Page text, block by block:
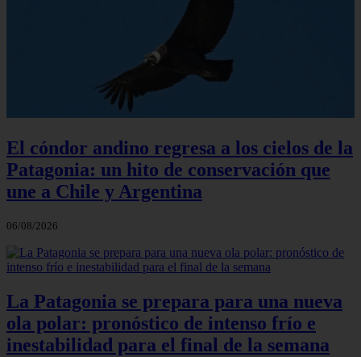
El cóndor andino regresa a los cielos de la
Patagonia: un hito de conservación que
une a Chile y Argentina
06/08/2026
La Patagonia se prepara para una nueva
ola polar: pronóstico de intenso frío e
inestabilidad para el final de la semana